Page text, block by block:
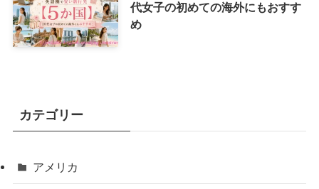
代女子の初めての海外にもおすす
め
カテゴリー
アメリカ